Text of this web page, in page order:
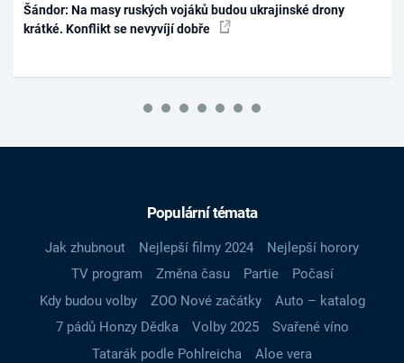
Šándor: Na masy ruských vojáků budou ukrajinské drony
krátké. Konflikt se nevyvíjí dobře
Populární témata
Jak zhubnout Nejlepší filmy 2024
Nejlepší horory
TV program
Změna času Partie
Počasí
Kdy budou volby
ZOO Nové začátky
Auto – katalog
7 pádů Honzy Dědka
Volby 2025
Svařené víno
Tatarák podle Pohlreicha
Aloe vera